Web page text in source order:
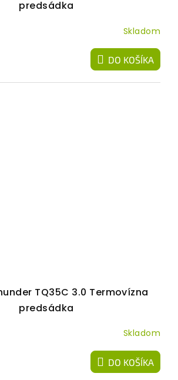
predsádka
Skladom
DO KOŠÍKA
TQ35C 3.0 Termovízna
predsádka
Skladom
DO KOŠÍKA